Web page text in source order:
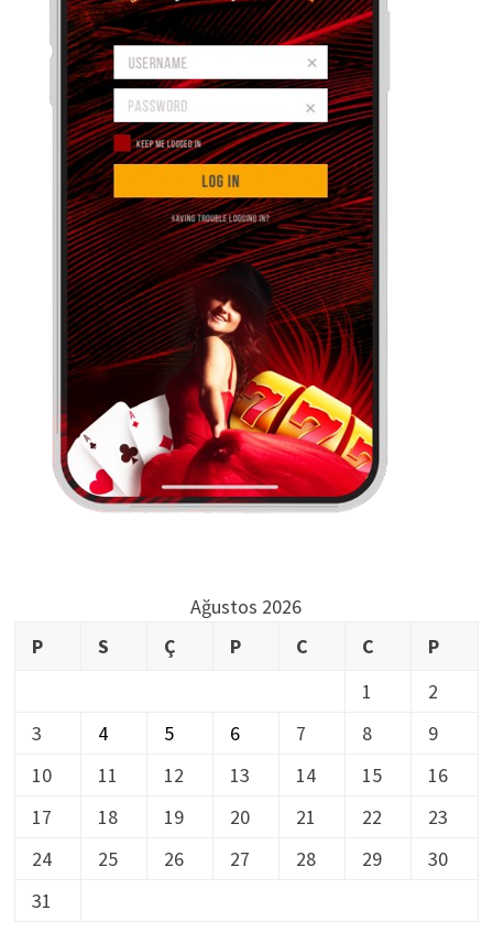
Ağustos 2026
P
S Ç P C C
P
1
2
3
4 5 6 7 8
9
10
11 12 13 14 15
16
17
18 19 20 21 22
23
24
25 26 27 28 29
30
31